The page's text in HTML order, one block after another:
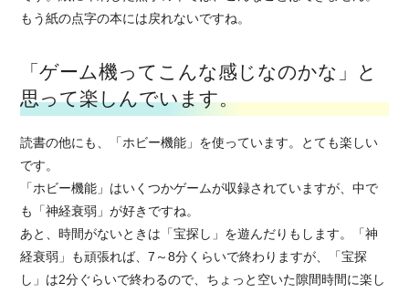
もう紙の点字の本には戻れないですね。
「ゲーム機ってこんな感じなのかな」と
思って楽しんでいます。
読書の他にも、「ホビー機能」を使っています。とても楽しい
です。
「ホビー機能」はいくつかゲームが収録されていますが、中で
も「神経衰弱」が好きですね。
あと、時間がないときは「宝探し」を遊んだりもします。「神
経衰弱」も頑張れば、7～8分くらいで終わりますが、「宝探
し」は2分ぐらいで終わるので、ちょっと空いた隙間時間に楽し